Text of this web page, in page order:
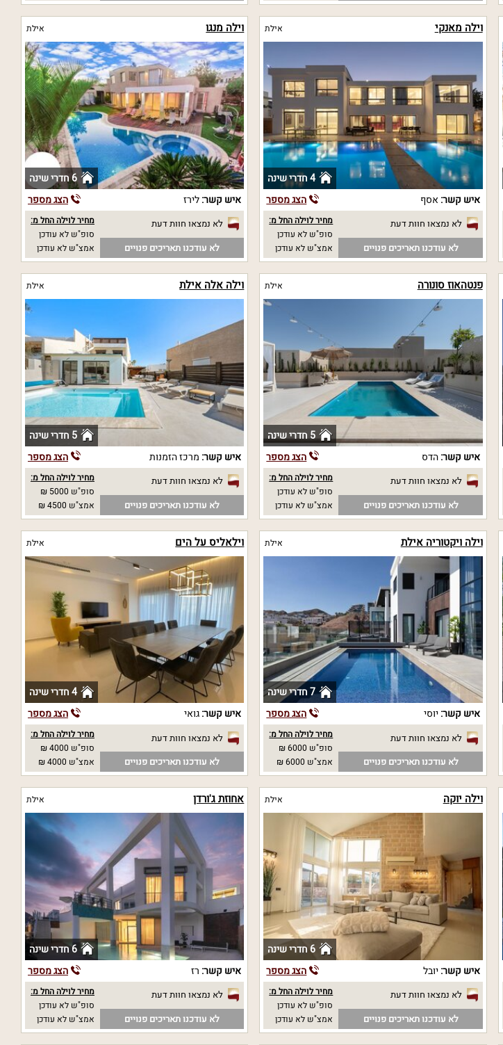
וילה מאנקי אילת
4 חדרי שינה
איש קשר: אסף הצג מספר
לא נמצאו חוות דעת
לא עודכנו תאריכים פנויים
מחיר לוילה החל מ:
סופ"ש לא עודכן
אמצ"ש לא עודכן
וילה מנגו אילת
6 חדרי שינה
איש קשר:לירז הצג מספר
לא נמצאו חוות דעת
לא עודכנו תאריכים פנויים
מחיר לוילה החל מ:
סופ"ש לא עודכן
אמצ"ש לא עודכן
פנטהאוז סונורה אילת
5 חדרי שינה
איש קשר:הדס הצג מספר
לא נמצאו חוות דעת
לא עודכנו תאריכים פנויים
מחיר לוילה החל מ:
סופ"ש לא עודכן
אמצ"ש לא עודכן
וילה אלה אילת אילת
5 חדרי שינה
איש קשר: מרכז הזמנות הצג מספר
לא נמצאו חוות דעת
לא עודכנו תאריכים פנויים
מחיר לוילה החל מ:
סופ"ש 5000 ₪
אמצ"ש 4500 ₪
וילה ויקטוריה אילת אילת
7 חדרי שינה
איש קשר:יוסי הצג מספר
לא נמצאו חוות דעת
לא עודכנו תאריכים פנויים
מחיר לוילה החל מ:
סופ"ש 6000 ₪
אמצ"ש 6000 ₪
וילאליס על הים אילת
4 חדרי שינה
איש קשר:גואי הצג מספר
לא נמצאו חוות דעת
לא עודכנו תאריכים פנויים
מחיר לוילה החל מ:
סופ"ש 4000 ₪
אמצ"ש 4000 ₪
וילה יוקה אילת
6 חדרי שינה
איש קשר:יובל הצג מספר
לא נמצאו חוות דעת
לא עודכנו תאריכים פנויים
מחיר לוילה החל מ:
סופ"ש לא עודכן
אמצ"ש לא עודכן
אחוזת ג'ורדן אילת
6 חדרי שינה
איש קשר: רז הצג מספר
לא נמצאו חוות דעת
לא עודכנו תאריכים פנויים
מחיר לוילה החל מ:
סופ"ש לא עודכן
אמצ"ש לא עודכן